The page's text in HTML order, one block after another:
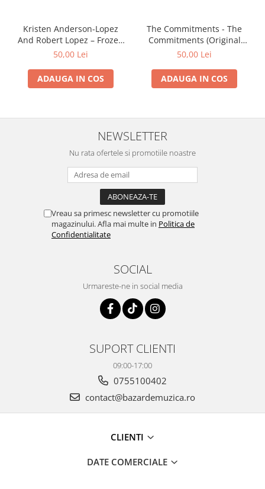
Kristen Anderson-Lopez
And Robert Lopez – Frozen
II (CD)
50,00 Lei
ADAUGA IN COS
The Commitments - The
Commitments (Original
Motion Picture Soundtrack)
50,00 Lei
ADAUGA IN COS
NEWSLETTER
Nu rata ofertele si promotiile noastre
Vreau sa primesc newsletter cu promotiile
magazinului. Afla mai multe in Politica de
Confidentialitate
SOCIAL
Urmareste-ne in social media
SUPORT CLIENTI
09:00-17:00
0755100402
contact@bazardemuzica.ro
CLIENTI
DATE COMERCIALE